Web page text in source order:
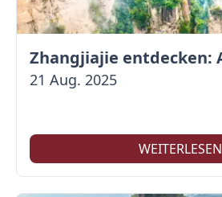
21 Aug. 2025
WEITERLESEN